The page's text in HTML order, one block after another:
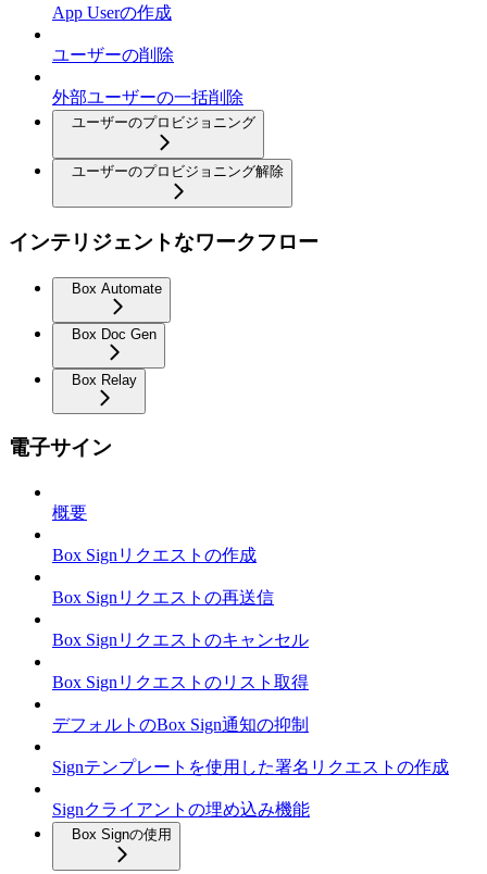
App Userの作成
ユーザーの削除
外部ユーザーの一括削除
ユーザーのプロビジョニング
ユーザーのプロビジョニング解除
インテリジェントなワークフロー
Box Automate
Box Doc Gen
Box Relay
電子サイン
概要
Box Signリクエストの作成
Box Signリクエストの再送信
Box Signリクエストのキャンセル
Box Signリクエストのリスト取得
デフォルトのBox Sign通知の抑制
Signテンプレートを使用した署名リクエストの作成
Signクライアントの埋め込み機能
Box Signの使用